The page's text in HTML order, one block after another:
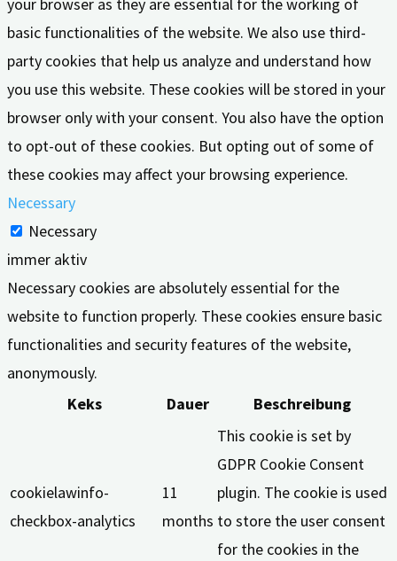
your browser as they are essential for the working of
basic functionalities of the website. We also use third-
party cookies that help us analyze and understand how
you use this website. These cookies will be stored in your
browser only with your consent. You also have the option
to opt-out of these cookies. But opting out of some of
these cookies may affect your browsing experience.
Necessary
Necessary
immer aktiv
Necessary cookies are absolutely essential for the
website to function properly. These cookies ensure basic
functionalities and security features of the website,
anonymously.
Keks
Dauer Beschreibung
cookielawinfo-
checkbox-analytics
11
months
This cookie is set by
GDPR Cookie Consent
plugin. The cookie is used
to store the user consent
for the cookies in the